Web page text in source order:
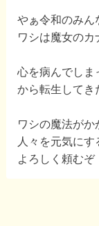
やぁ令和のみん
ワシは魔女のカ
心を病んでしま
から転生してき
ワシの魔法が
人々を元気に
よろしく頼むぞ